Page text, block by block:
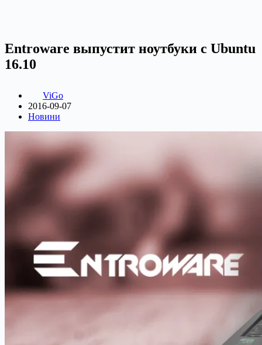
Entroware выпустит ноутбуки с Ubuntu
16.10
ViGo
2016-09-07
Новини